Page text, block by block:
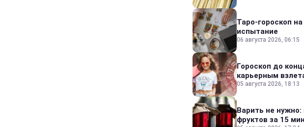
Таро-гороскоп
испытание
06 августа 2026, 06:15
Гороскоп до
карьерным
05 августа 2026, 18:13
Варить не
фруктов за 15